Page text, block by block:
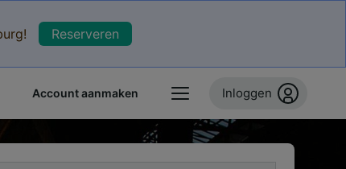
Reserveren
Account aanmaken Inloggen